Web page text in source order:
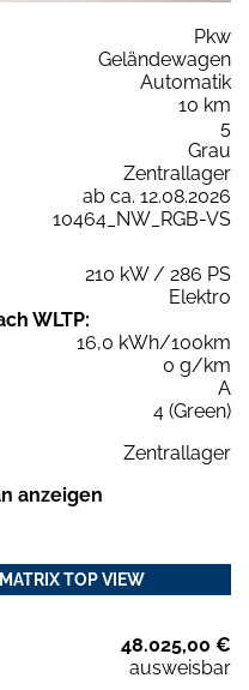
Pkw
Geländewagen
Automatik
10 km
5
Grau
Zentrallager
ab ca. 12.08.2026
10464_NW_RGB-VS
210 kW / 286 PS
Elektro
WLTP:
16,0 kWh/100km
0 g/km
A
4 (Green)
Zentrallager
anzeigen
TOP VIEW
48.025,00 €
ausweisbar